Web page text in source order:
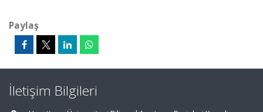
Paylaş
İletişim Bilgileri